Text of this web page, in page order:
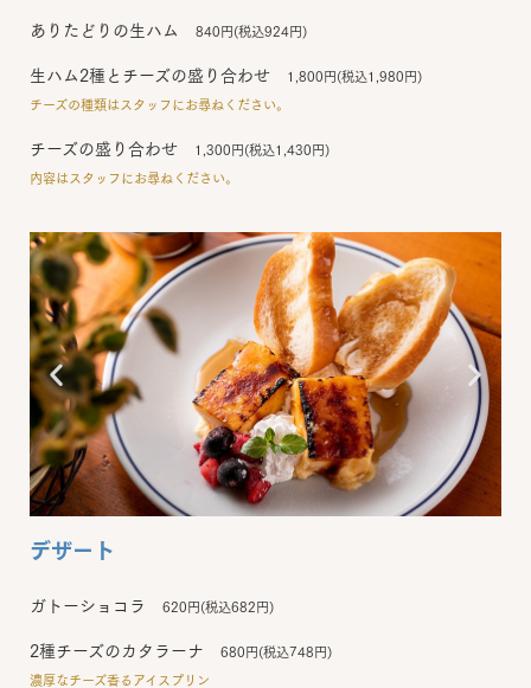
ありたどりの生ハム 840円(税込924円)
生ハム2種とチーズの盛り合わせ
1,800円(税込1,980円)
チーズの種類はスタッフにお尋ねください。
チーズの盛り合わせ
1,300円(税込1,430円)
内容はスタッフにお尋ねください。
デザート
ガトーショコラ 620円(税込682円)
2種チーズのカタラーナ
680円(税込748円)
濃厚なチーズ香るアイスプリン